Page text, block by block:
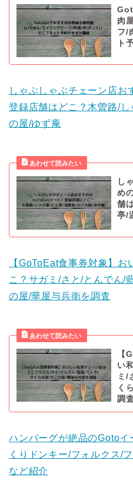
肉
フ/
ト
しゃぶしゃぶチェーン店お
登録店舗はどこ？木曽路/
の屋/ゆず庵
し
め
舗
亭/
【GoToEat食事券対象】
こ？サガミ/さと/とんでん/
の屋/華屋与兵衛を調査
【
い
ミ/
く
調
ハンバーグが絶品のGotoイ
くりドンキー/フォルクス/
など紹介